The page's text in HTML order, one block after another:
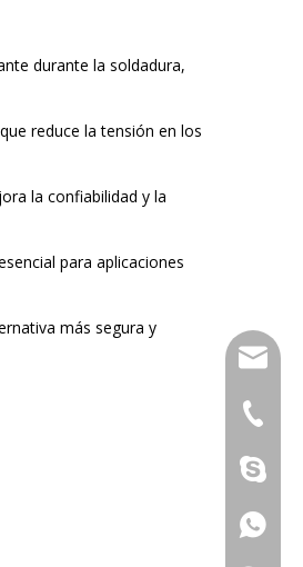
durante la soldadura,
reduce la tensión en los
la confiabilidad y la
para aplicaciones
más segura y